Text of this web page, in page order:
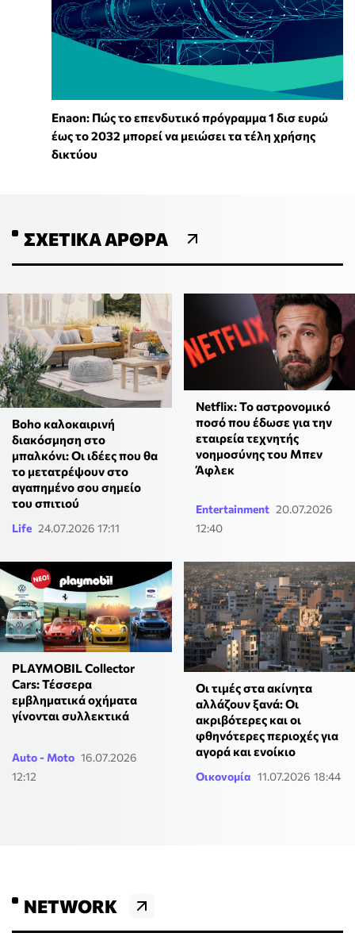
Enaon: Πώς το επενδυτικό πρόγραμμα 1 δισ ευρώ
έως το 2032 μπορεί να μειώσει τα τέλη χρήσης
δικτύου
ΣΧΕΤΙΚΆ ΆΡΘΡΑ
Boho καλοκαιρινή
διακόσμηση στο
μπαλκόνι: Οι ιδέες που θα
το μετατρέψουν στο
αγαπημένο σου σημείο
του σπιτιού
Life 24.07.2026 17:11
Netflix: To αστρονομικό
ποσό που έδωσε για την
εταιρεία τεχνητής
νοημοσύνης του Μπεν
Άφλεκ
Entertainment 20.07.2026
12:40
PLAYMOBIL Collector
Cars: Τέσσερα
εμβληματικά οχήματα
γίνονται συλλεκτικά
Auto - Moto 16.07.2026
12:12
Οι τιμές στα ακίνητα
αλλάζουν ξανά: Οι
ακριβότερες και οι
φθηνότερες περιοχές για
αγορά και ενοίκιο
Οικονομία 11.07.2026 18:44
NETWORK